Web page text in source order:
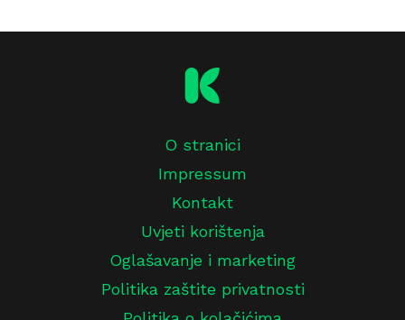
O stranici
Impressum
Kontakt
Uvjeti korištenja
Oglašavanje i marketing
Politika zaštite privatnosti